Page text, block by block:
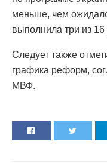
меньше, чем
выполнила три из
Следует также
графика реформ,
МВФ.